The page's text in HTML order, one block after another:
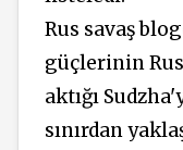
Rus savaş
güçlerinin
aktığı
sınırdan